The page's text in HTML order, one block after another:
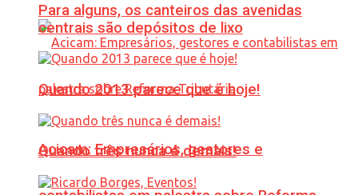
Acicam: Empresários, gestores e
Para alguns, os canteiros das avenidas
centrais são depósitos de lixo
Quando 2013 parece que é hoje!
Quando três nunca é demais!